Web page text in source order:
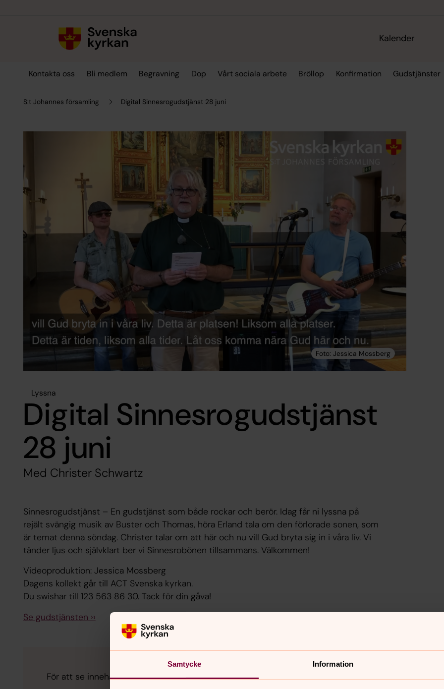
Samtycke Information
Kalender
Kontakta oss Bli medlem Begravning Dop Vårt sociala arbete Bröllop Konfirmation Gudstjänster
S:t Johannes församling Digital Sinnesrogudstjänst 28 juni
Lyssna
Digital Sinnesrogudstjänst
28 juni
Med Christer Schwartz
Sinnesrogudstjänst – En gudstjänst som både rockar och berör. Idag får ni lyssna på
rejält svängig musik av Buster och Thomas, höra Erland tala om den förlorade sonen, som
är temat denna söndag. Christer talar om att här och nu vill Gud bryta sig in i våra liv. Vi
tänder ljus och självklart ber vi Sinnesrobönen tillsammans. Välkommen!
Videoproduktion: Jessica Mossberg
Dagens kollekt går till ACT Svenska kyrkan.
Du swishar till 123 563 86 30. Tack för din gåva!
Se gudstjänsten ››
För att se innehållet behöver du acceptera kakor för marknadsföring.